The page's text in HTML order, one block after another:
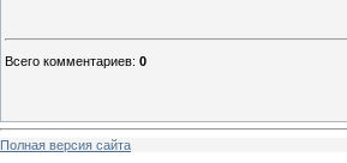
Всего комментариев: 0
Полная версия сайта